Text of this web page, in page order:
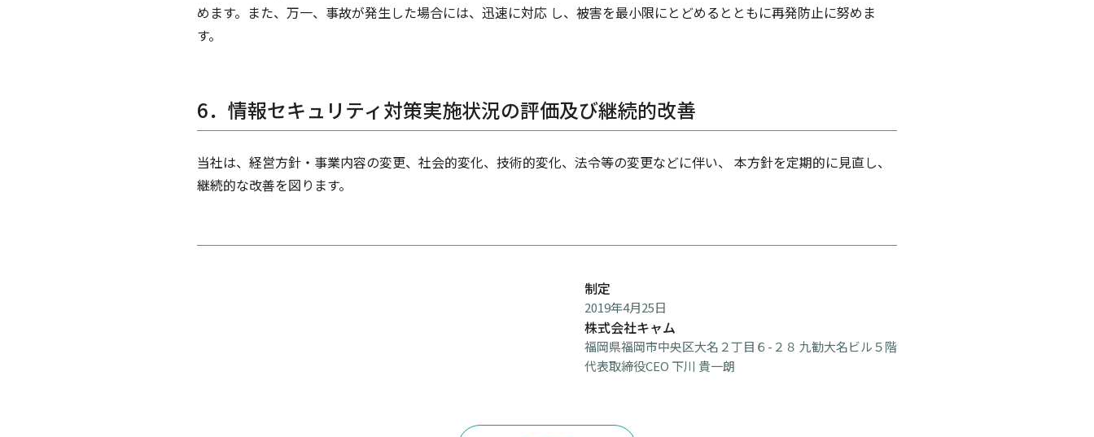
めます。また、万一、事故が発生した場合には、迅速に対応 し、被害を最小限にとどめるとともに再発防止に努めま
す。
6．情報セキュリティ対策実施状況の評価及び継続的改善
当社は、経営方針・事業内容の変更、社会的変化、技術的変化、法令等の変更などに伴い、 本方針を定期的に見直し、
継続的な改善を図ります。
制定
2019年4月25日
株式会社キャム
福岡県福岡市中央区大名２丁目６-２８ 九勧大名ビル５階
代表取締役CEO 下川 貴一朗